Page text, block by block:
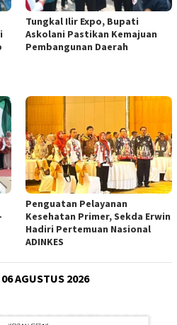
Tungkal Ilir Expo, Bupati
Askolani Pastikan Kemajuan
Pembangunan Daerah
Penguatan Pelayanan
Kesehatan Primer, Sekda Erwin
Hadiri Pertemuan Nasional
ADINKES
AGUSTUS 2026